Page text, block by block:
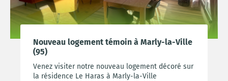
Nouveau logement témoin à Marly-la-Ville
(95)
Venez visiter notre nouveau logement décoré sur
la résidence Le Haras à Marly-la-Ville